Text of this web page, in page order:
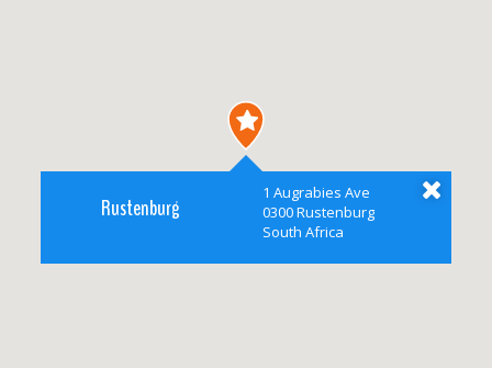
Rustenburg
1 Augrabies Ave
0300 Rustenburg
South Africa